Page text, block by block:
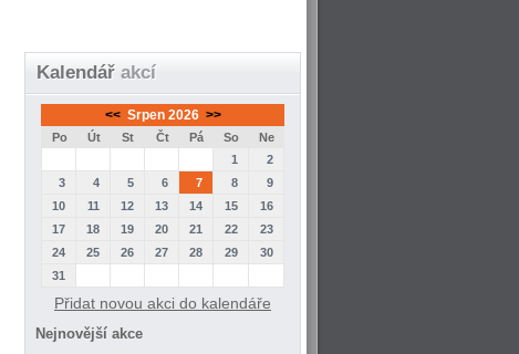
Kalendář akcí
<< Srpen 2026 >>
Po Út St Čt Pá So
Ne
1
2
3
4 5 6 7 8
9
10
11 12 13 14 15
16
17
18 19 20 21 22
23
24
25 26 27 28 29
30
31
Přidat novou akci do kalendáře
Nejnovější akce